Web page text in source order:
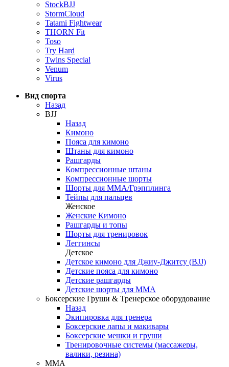
StockBJJ
StormCloud
Tatami Fightwear
THORN Fit
Toso
Try Hard
Twins Special
Venum
Virus
Вид спорта
Назад
BJJ
Назад
Кимоно
Пояса для кимоно
Штаны для кимоно
Рашгарды
Компрессионные штаны
Компрессионные шорты
Шорты для ММА/Грэпплинга
Тейпы для пальцев
Женское
Женские Кимоно
Рашгарды и топы
Шорты для тренировок
Леггинсы
Детское
Детское кимоно для Джиу-Джитсу (BJJ)
Детские пояса для кимоно
Детские рашгарды
Детские шорты для ММА
Боксерские Груши & Тренерское оборудование
Назад
Экипировка для тренера
Боксерские лапы и макивары
Боксерские мешки и груши
Тренировочные системы (массажеры,
валики, резина)
ММА